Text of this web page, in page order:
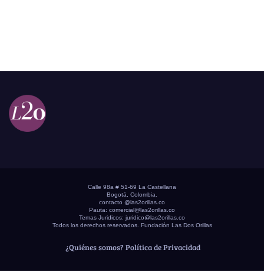
Calle 98a # 51-69 La Castellana
Bogotá, Colombia.
contacto @las2orillas.co
Pauta: comercial@las2orillas.co
Temas Juridicos: juridico@las2orillas.co
Todos los derechos reservados. Fundación Las Dos Orillas
¿Quiénes somos? Política de Privacidad